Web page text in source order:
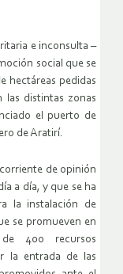
e inconsulta –
social que se
hectáreas pedidas
las distintas zonas
el puerto de
de Aratirí.
de opinión
a día, y que se ha
la instalación de
se promueven en
400 recursos
la entrada de las